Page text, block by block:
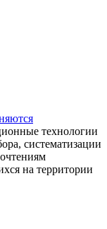
технологии
систематизации
на территории